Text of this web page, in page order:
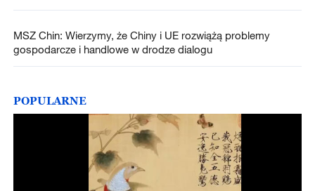
MSZ Chin: Wierzymy, że Chiny i UE rozwiążą problemy
gospodarcze i handlowe w drodze dialogu
POPULARNE